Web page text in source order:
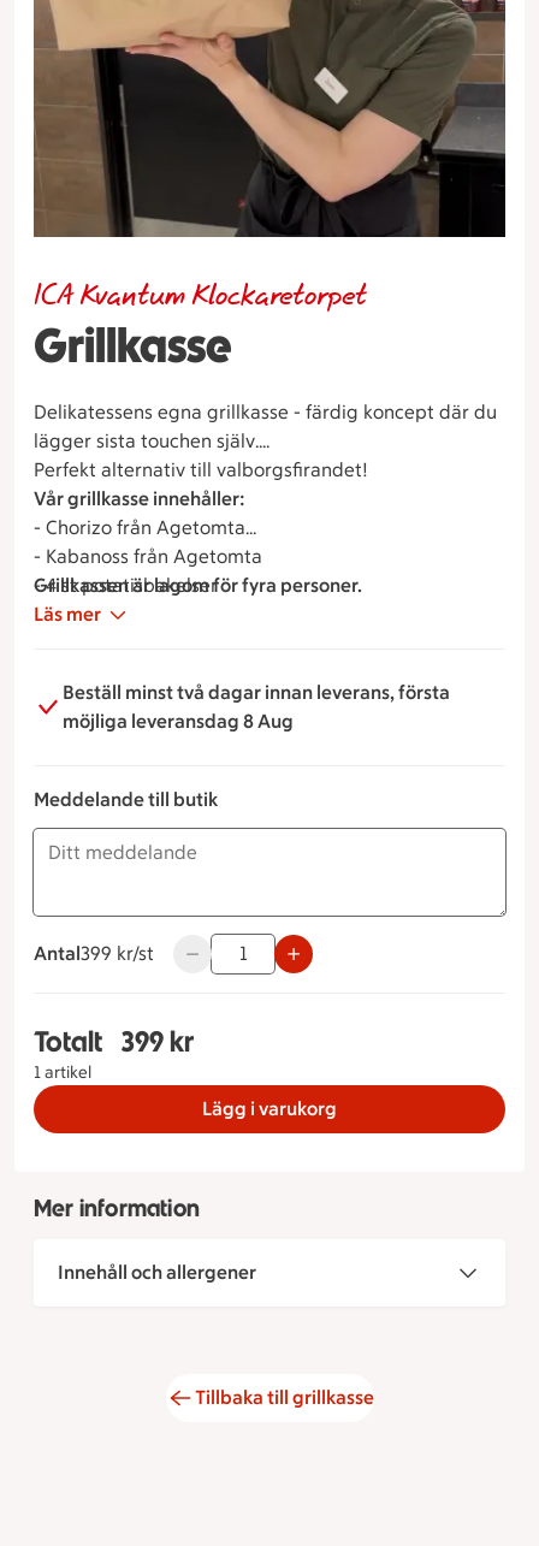
Grillkasse
ICA Kvantum Klockaretorpet
Delikatessens egna grillkasse - färdig koncept där du
lägger sista touchen själv.
Perfekt alternativ till valborgsfirandet!
Vår grillkasse innehåller:
- Chorizo från Agetomta
- Kabanoss från Agetomta
- 4 st potatisbakelser
- Spetskål med brynt smör
Grillkassen är lagom för fyra personer.
Läs mer
Beställ minst två dagar innan leverans, första
möjliga leveransdag 8 Aug
Meddelande till butik
Antal
399 kronor styck
399 kr/st Använd knapparna för att minska eller
Totalt
1 artikel
Totalt 1 stycken Grillkasse, 399 kronor
399 kr
Lägg i varukorg
Mer information
Innehåll och allergener
Tillbaka till grillkasse